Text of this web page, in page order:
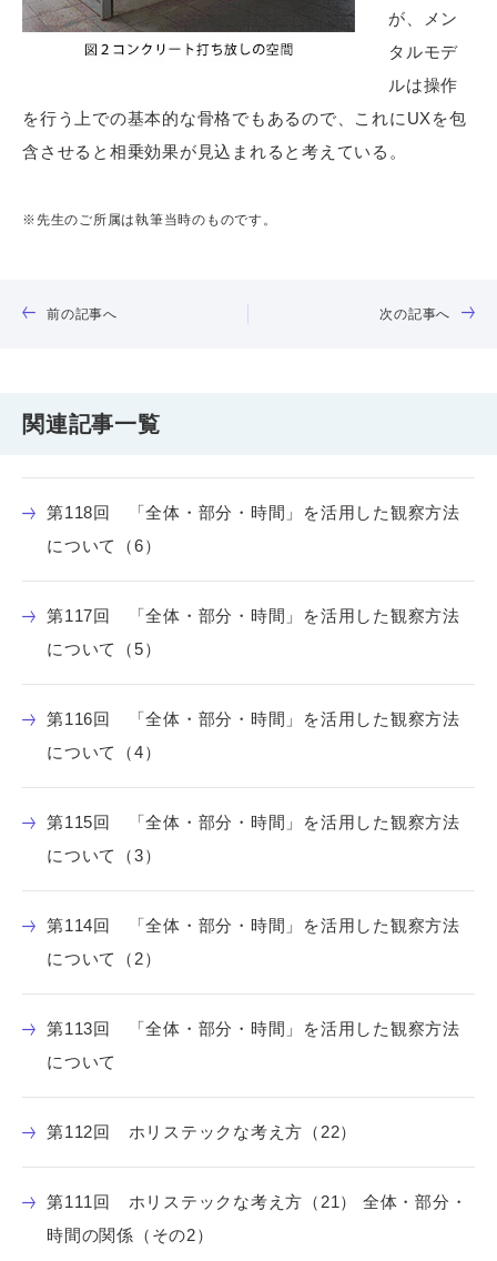
が、メン
タルモデ
ルは操作
を行う上での基本的な骨格でもあるので、これにUXを包
含させると相乗効果が見込まれると考えている。
※先生のご所属は執筆当時のものです。
前の記事へ 次の記事へ
関連記事一覧
第118回 「全体・部分・時間」を活用した観察方法
について（6）
第117回 「全体・部分・時間」を活用した観察方法
について（5）
第116回 「全体・部分・時間」を活用した観察方法
について（4）
第115回 「全体・部分・時間」を活用した観察方法
について（3）
第114回 「全体・部分・時間」を活用した観察方法
について（2）
第113回 「全体・部分・時間」を活用した観察方法
について
第112回 ホリステックな考え方（22）
第111回 ホリステックな考え方（21） 全体・部分・
時間の関係（その2）